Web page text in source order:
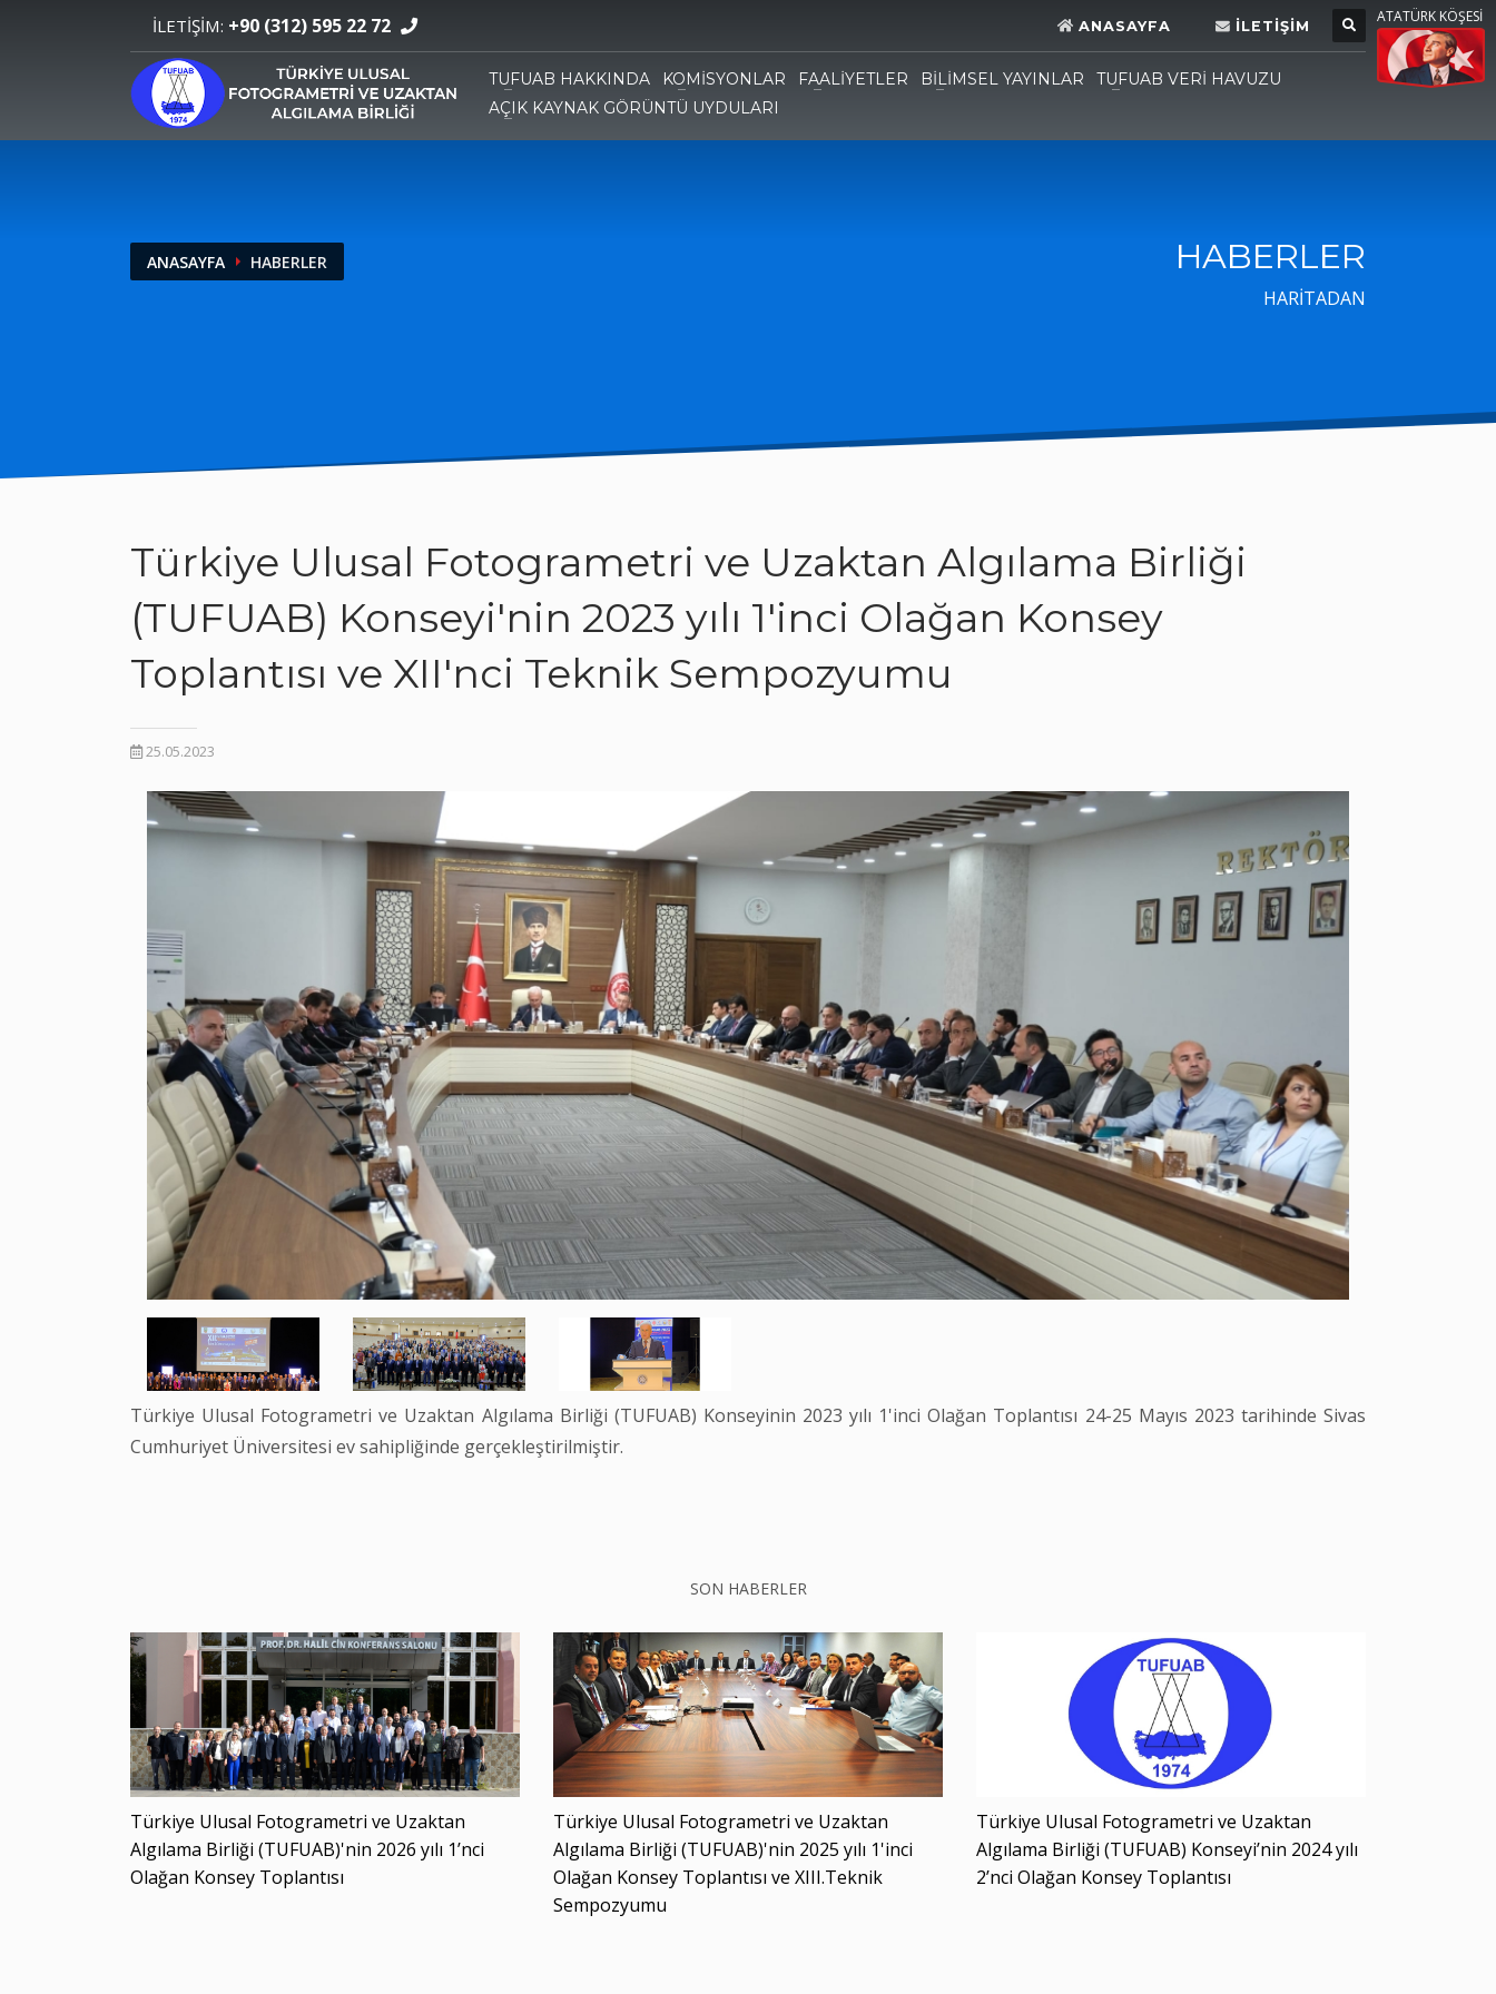
İLETİŞİM: +90 (312) 595 22 72 ANASAYFA İLETİŞİM
TUFUAB HAKKINDA KOMİSYONLAR FAALİYETLER BİLİMSEL YAYINLAR
TUFUAB VERİ HAVUZU
AÇIK KAYNAK GÖRÜNTÜ UYDULARI
ATATÜRK KÖŞESİ
ANASAYFA HABERLER HABERLER
HARİTADAN
Türkiye Ulusal Fotogrametri ve Uzaktan Algılama Birliği
(TUFUAB) Konseyi'nin 2023 yılı 1'inci Olağan Konsey
Toplantısı ve XII'nci Teknik Sempozyumu
25.05.2023
Türkiye Ulusal Fotogrametri ve Uzaktan Algılama Birliği (TUFUAB) Konseyinin 2023 yılı 1'inci Olağan Toplantısı 24-25 Mayıs 2023 tarihinde Sivas
Cumhuriyet Üniversitesi ev sahipliğinde gerçekleştirilmiştir.
SON HABERLER
Türkiye Ulusal Fotogrametri ve Uzaktan
Algılama Birliği (TUFUAB)'nin 2026 yılı 1’nci
Olağan Konsey Toplantısı
Türkiye Ulusal Fotogrametri ve Uzaktan
Algılama Birliği (TUFUAB)'nin 2025 yılı 1'inci
Olağan Konsey Toplantısı ve XIII.Teknik
Sempozyumu
Türkiye Ulusal Fotogrametri ve Uzaktan
Algılama Birliği (TUFUAB) Konseyi’nin 2024 yılı
2’nci Olağan Konsey Toplantısı